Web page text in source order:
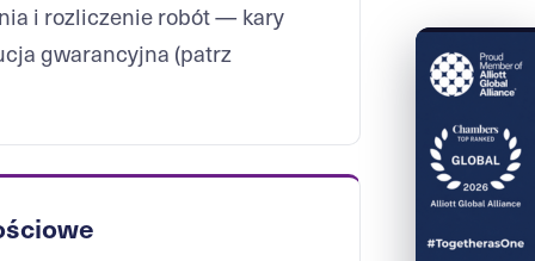
i rozliczenie robót — kary
gwarancyjna (patrz